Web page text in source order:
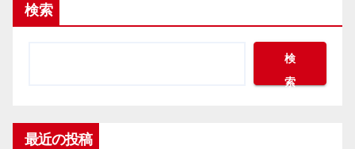
検索
検
索
最近の投稿